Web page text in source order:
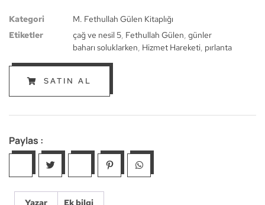
Kategori
M. Fethullah Gülen Kitaplığı
Etiketler
çağ ve nesil 5, Fethullah Gülen, günler
baharı soluklarken, Hizmet Hareketi, pırlanta
SATIN AL
Paylas :
Yazar Ek bilgi